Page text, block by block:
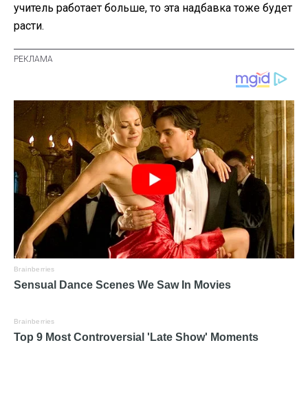
учитель работает больше, то эта надбавка тоже будет
расти.